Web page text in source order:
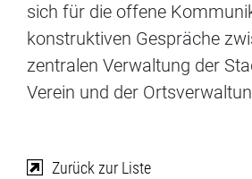
sich für die offene
konstruktiven Gespräche
zentralen Verwaltung der
Verein und der
Zurück zur Liste